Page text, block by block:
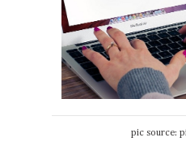
pic source: